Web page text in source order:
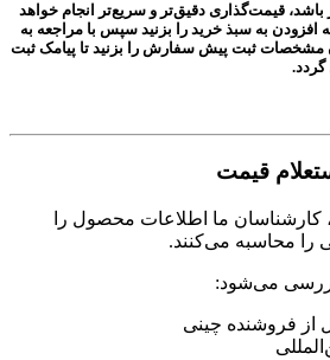
قیمت‌گذاری دقیق‌تر و سریع‌تر انجام خواهد
به سبذ خرید را بزنید سپس با مراجعه به
ثبت پیش سفارش را بزنید تا پیامک ثبت
ما اطلاعات محصول را
را محاسبه می‌کنند.
بررسی می‌شود:
فروشنده چینی